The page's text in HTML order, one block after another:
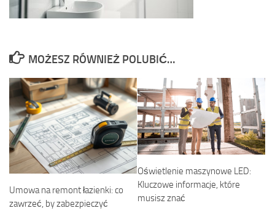
MOŻESZ RÓWNIEŻ POLUBIĆ…
Umowa na remont łazienki: co
zawrzeć, by zabezpieczyć
Oświetlenie maszynowe LED:
Kluczowe informacje, które
musisz znać